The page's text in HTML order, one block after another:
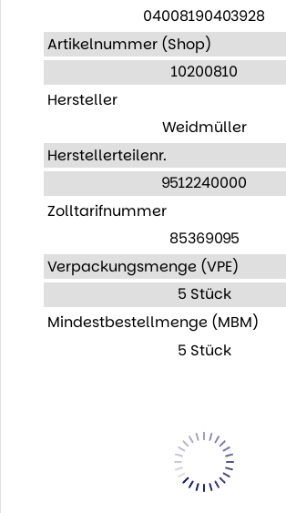
04008190403928
Artikelnummer (Shop)
10200810
Hersteller
Weidmüller
Herstellerteilenr.
9512240000
Zolltarifnummer
85369095
Verpackungsmenge (VPE)
5 Stück
Mindestbestellmenge (MBM)
5 Stück